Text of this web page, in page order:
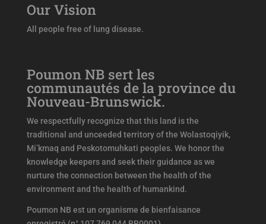
Our Vision
All people free of lung disease.
Poumon NB sert les
communautés de la province du
Nouveau-Brunswick.
We respectfully recognize that this land is the
traditional and unceeded territory of the Wolastoqiyik,
Mi’kmaq and Peskotomuhkati peoples. We honor the
knowledge keepers and seek their guidance as we
nurture the connection between the health of the
environment and the health of humankind.
Poumon NB est un organisme de bienfaisance